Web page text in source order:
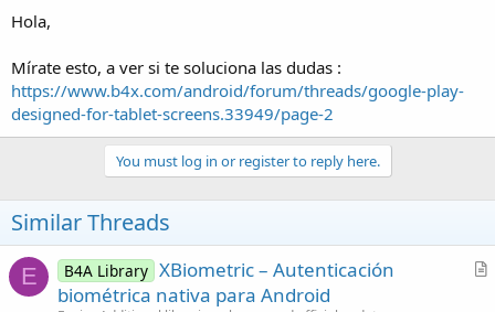
Saludos
Hola,
Mírate esto, a ver si te soluciona las dudas :
https://www.b4x.com/android/forum/threads/google-play-
designed-for-tablet-screens.33949/page-2
You must log in or register to reply here.
Similar Threads
E
A
B4A Library XBiometric – Autenticación
biométrica nativa para Android